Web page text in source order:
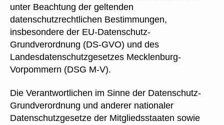
unter Beachtung der geltenden
datenschutzrechtlichen Bestimmungen,
insbesondere der EU-Datenschutz-
Grundverordnung (DS-GVO) und des
Landesdatenschutzgesetzes Mecklenburg-
Vorpommern (DSG M-V).
Die Verantwortlichen im Sinne der Datenschutz-
Grundverordnung und anderer nationaler
Datenschutzgesetze der Mitgliedsstaaten sowie